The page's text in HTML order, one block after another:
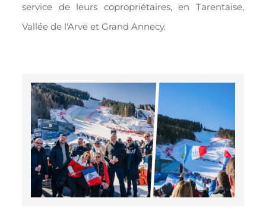
service de leurs copropriétaires, en Tarentaise,
Vallée de l'Arve et Grand Annecy.